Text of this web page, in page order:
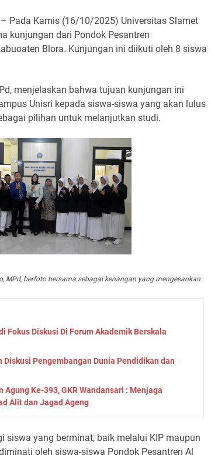
– Pada Kamis (16/10/2025) Universitas Slamet
kunjungan dari Pondok Pesantren
Blora. Kunjungan ini diikuti oleh 8 siswa
menjelaskan bahwa tujuan kunjungan ini
Unisri kepada siswa-siswa yang akan lulus
pilihan untuk melanjutkan studi.
MPd, berfoto bersama sebagai kenangan yang mengesankan.
Fokus Diskusi Di Forum Akademik Berskala
Diskusi Pengembangan Dunia Pendidikan dan
Ke-393, GKR Wandansari : Menjaga
Alit dan Jagad Ageng
siswa yang berminat, baik melalui KIP maupun
oleh siswa-siswa Pondok Pesantren Al